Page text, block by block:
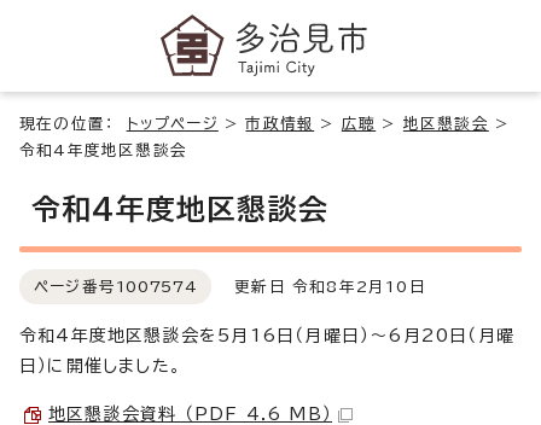
現在の位置： トップページ >市政情報 > 広聴 > 地区懇談会
>
令和4年度地区懇談会
令和4年度地区懇談会
ページ番号 1007574 更新日 令和8年2月10日
令和4年度地区懇談会を5月16日（月曜日）～6月20日（月曜
日）に開催しました。
地区懇談会資料 （PDF 4.6 MB）